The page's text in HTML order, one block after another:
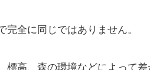
全に同じではありません。
標高、森の環境などによって